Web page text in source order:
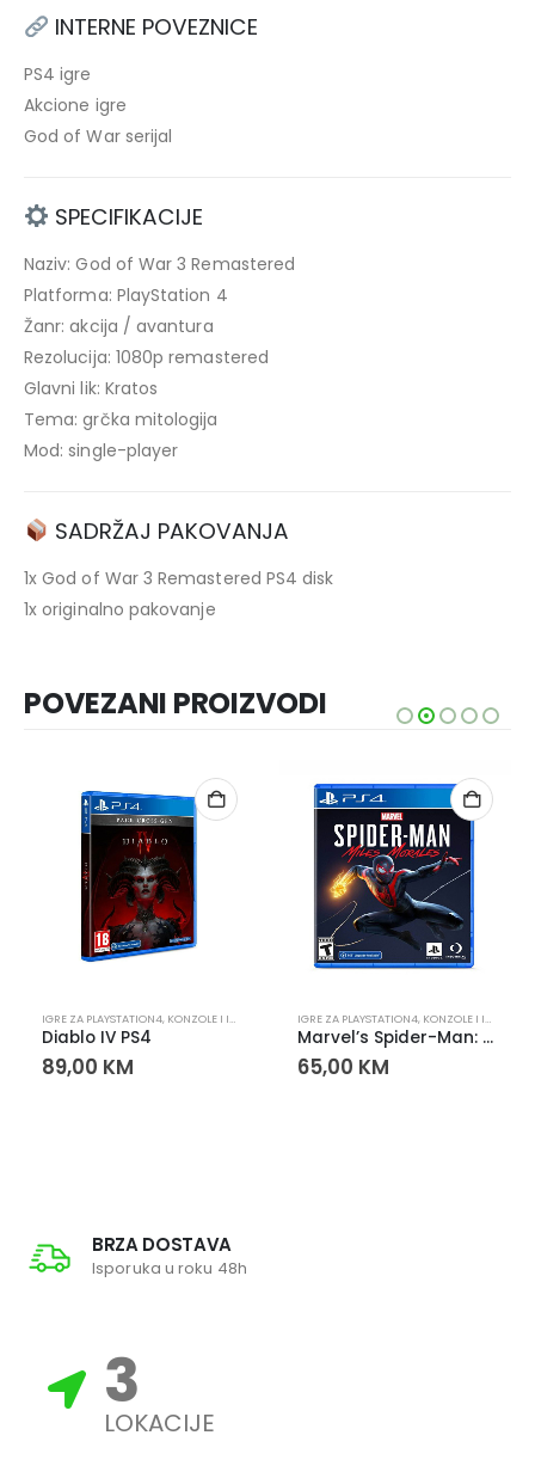
INTERNE POVEZNICE
PS4 igre
Akcione igre
God of War serijal
SPECIFIKACIJE
Naziv: God of War 3 Remastered
Platforma: PlayStation 4
Žanr: akcija / avantura
Rezolucija: 1080p remastered
Glavni lik: Kratos
Tema: grčka mitologija
Mod: single-player
SADRŽAJ PAKOVANJA
1x God of War 3 Remastered PS4 disk
1x originalno pakovanje
POVEZANI PROIZVODI
PLAYSTATIONIGRE ZA PLAYSTATION4, KONZOLE I IGRE PLAYSTATION
Diablo IV PS4
89,00 KM
IGRE ZA PLAYSTATION4, KONZOLE I IGRE
Marvel’s Spider-Man: Miles Morales PS4
65,00 KM
BRZA DOSTAVA
Isporuka u roku 48h
3
LOKACIJE